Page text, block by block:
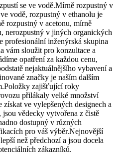
se ve vodě.Mírně rozpustný v
vodě, rozpustný v ethanolu je
rozpustný v acetonu, mírně
nerozpustný v jiných organických
profesionální inženýrská skupina
vám sloužit pro konzultace a
opatření za každou cenu,
nejaktuálnějšího vybavení a
značky je naším dalším
zajišťující roky
přilákaly velké množství
získat ve vylepšených designech a
jsou vědecky vytvořena z čistě
dostupný v různých
pro váš výběr.Nejnovější
než předchozí a jsou docela
zákazníků.